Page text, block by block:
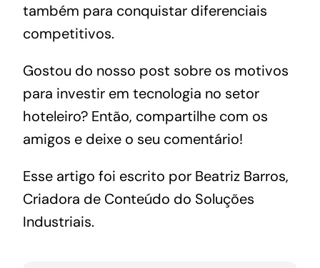
também para conquistar diferenciais
competitivos.
Gostou do nosso post sobre os motivos
para investir em tecnologia no setor
hoteleiro? Então, compartilhe com os
amigos e deixe o seu comentário!
Esse‌ ‌artigo‌ ‌foi‌ ‌escrito‌ ‌por‌ ‌Beatriz‌ ‌Barros,‌
‌Criadora‌ ‌de‌ ‌Conteúdo‌ ‌do‌ ‌‌ Soluções‌
‌Industriais‌.‌